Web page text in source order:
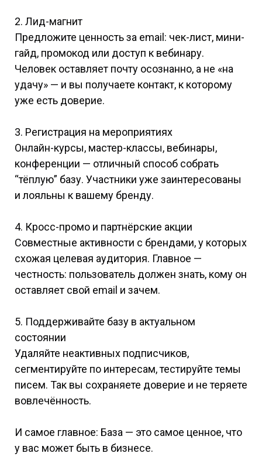
2. Лид-магнит
Предложите ценность за email: чек-лист, мини-
гайд, промокод или доступ к вебинару.
Человек оставляет почту осознанно, а не «на
удачу» — и вы получаете контакт, к которому
уже есть доверие.
3. Регистрация на мероприятиях
Онлайн-курсы, мастер-классы, вебинары,
конференции — отличный способ собрать
“тёплую” базу. Участники уже заинтересованы
и лояльны к вашему бренду.
4. Кросс-промо и партнёрские акции
Совместные активности с брендами, у которых
схожая целевая аудитория. Главное —
честность: пользователь должен знать, кому он
оставляет свой email и зачем.
5. Поддерживайте базу в актуальном
состоянии
Удаляйте неактивных подписчиков,
сегментируйте по интересам, тестируйте темы
писем. Так вы сохраняете доверие и не теряете
вовлечённость.
И самое главное: База — это самое ценное, что
у вас может быть в бизнесе.